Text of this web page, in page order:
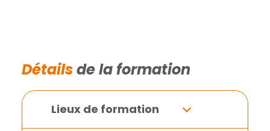
Détailsde la formation
Lieux de formation